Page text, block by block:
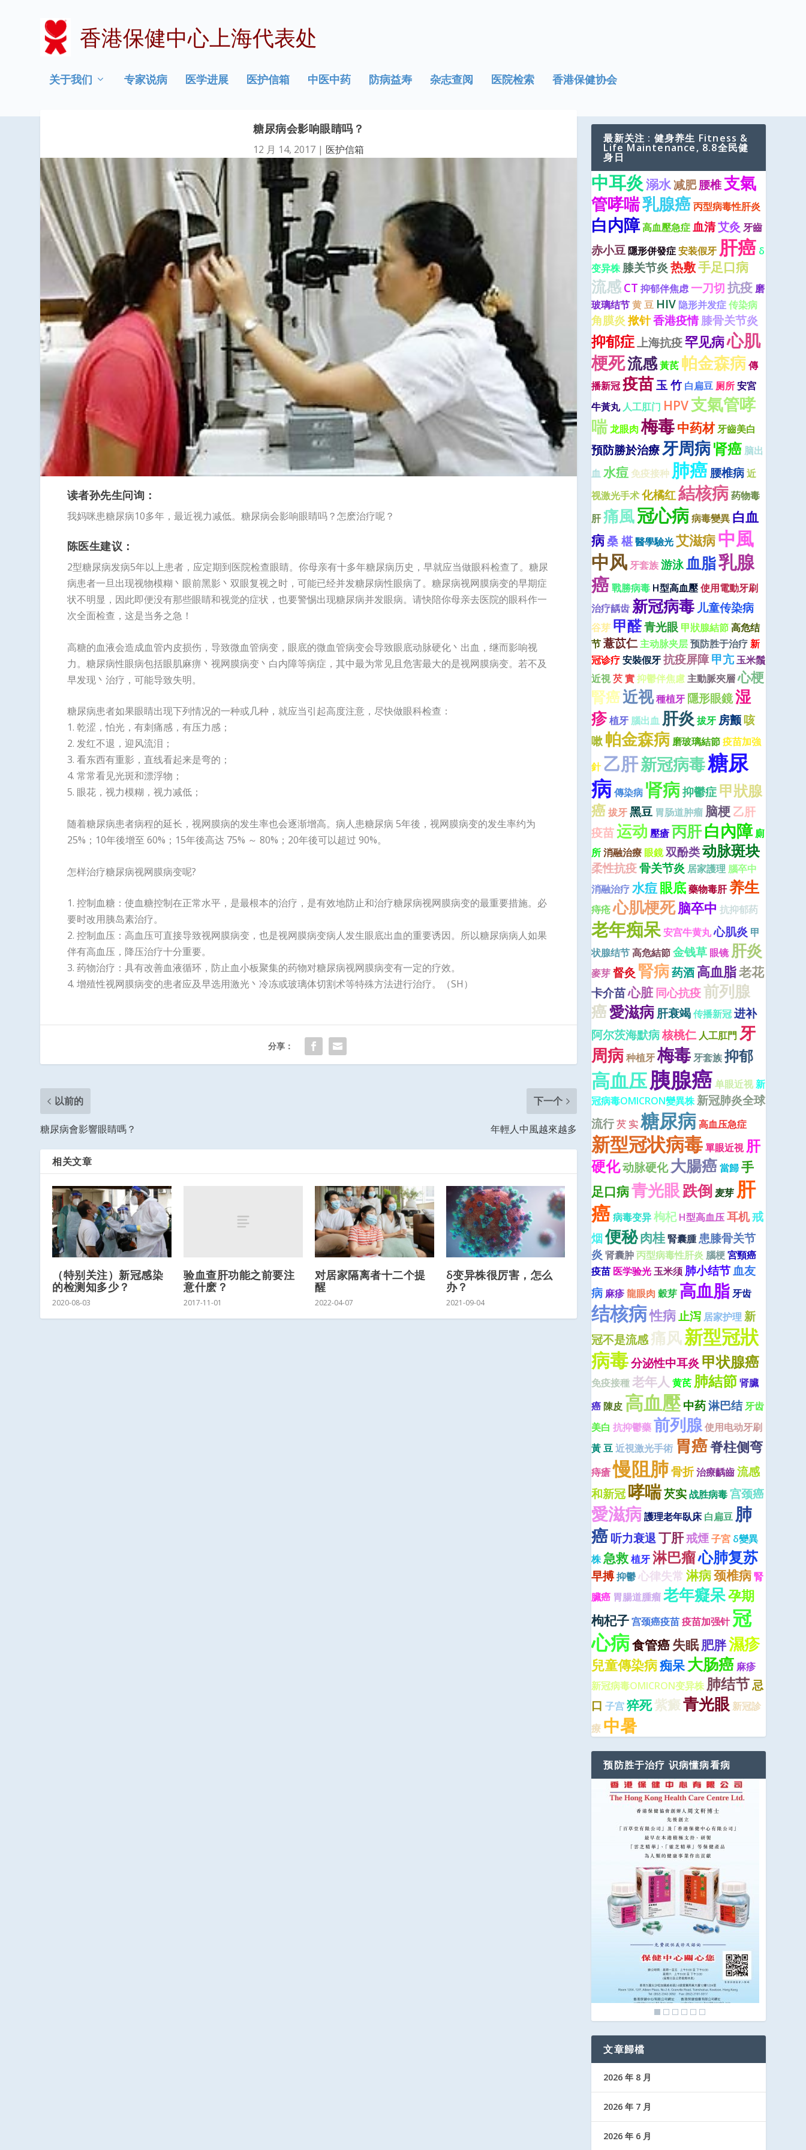
香港保健中心上海代表处
关于我们 专家说病 医学进展 医护信箱 中医中药 防病益寿 杂志查阅 医院检索 香港保健协会
糖尿病会影响眼睛吗？
12 月 14, 2017 | 医护信箱
读者孙先生问询：
我妈咪患糖尿病10多年，最近视力减低。糖尿病会影响眼睛吗？怎麽治疗呢？
陈医生建议：
2型糖尿病发病5年以上患者，应定期到医院检查眼睛。你母亲有十多年糖尿病历史，早就应当做眼科检查了。糖尿
病患者一旦出现视物模糊丶眼前黑影丶双眼复视之时，可能已经并发糖尿病性眼病了。糖尿病视网膜病变的早期症
状不明显，因此即便没有那些眼睛和视觉的症状，也要警惕出现糖尿病并发眼病。请快陪你母亲去医院的眼科作一
次全面检查，这是当务之急！
高糖的血液会造成血管内皮损伤，导致微血管病变，眼底的微血管病变会导致眼底动脉硬化丶出血，继而影响视
力。糖尿病性眼病包括眼肌麻痹丶视网膜病变丶白内障等病症，其中最为常见且危害最大的是视网膜病变。若不及
早发现丶治疗，可能导致失明。
糖尿病患者如果眼睛出现下列情况的一种或几种，就应当引起高度注意，尽快做眼科检查：
1. 乾涩，怕光，有刺痛感，有压力感；
2. 发红不退，迎风流泪；
3. 看东西有重影，直线看起来是弯的；
4. 常常看见光斑和漂浮物；
5. 眼花，视力模糊，视力减低；
随着糖尿病患者病程的延长，视网膜病的发生率也会逐渐增高。病人患糖尿病 5年後，视网膜病变的发生率约为
25%；10年後增至 60%；15年後高达 75% ～ 80%；20年後可以超过 90%。
怎样治疗糖尿病视网膜病变呢?
1. 控制血糖：使血糖控制在正常水平，是最根本的治疗，是有效地防止和治疗糖尿病视网膜病变的最重要措施。必
要时改用胰岛素治疗。
2. 控制血压：高血压可直接导致视网膜病变，也是视网膜病变病人发生眼底出血的重要诱因。所以糖尿病病人如果
伴有高血压，降压治疗十分重要。
3. 药物治疗：具有改善血液循环，防止血小板聚集的药物对糖尿病视网膜病变有一定的疗效。
4. 增殖性视网膜病变的患者应及早选用激光丶冷冻或玻璃体切割术等特殊方法进行治疗。（SH）
分享：
以前的
糖尿病會影響眼睛嗎？
下一个
年輕人中風越來越多
相关文章
（特别关注）新冠感染
的检测知多少？
2020-08-03
验血查肝功能之前要注
意什麽？
2017-11-01
对居家隔离者十二个提
醒
2022-04-07
δ变异株很厉害，怎么
办？
2021-09-04
最新关注 : 健身养生 Fitness &
Life Maintenance, 8.8全民健
身日
中耳炎溺水减肥腰椎支氣
管哮喘乳腺癌丙型病毒性肝炎
白内障高血壓急症血清艾灸 牙齒
赤小豆隱形併發症安装假牙 肝癌 δ
变异株 膝关节炎 热敷手足口病
流感CT 抑郁伴焦虑 一刀切 抗疫 磨
玻璃结节黄 豆 HIV 隐形并发症传染病
角膜炎 揿针香港疫情膝骨关节炎
抑郁症上海抗疫罕见病心肌
梗死流感黃芪 帕金森病傳
播新冠疫苗玉 竹 白扁豆 厕所安宮
牛黃丸 人工肛门 HPV支氣管哮
喘龙眼肉 梅毒中药材牙齒美白
預防勝於治療牙周病肾癌 脑出
血水痘 免疫接种 肺癌腰椎病近
视激光手术化橘红結核病药物毒
肝痛風冠心病病毒變異 白血
病桑 椹醫學驗光艾滋病中風
中风牙套族游泳 血脂乳腺
癌戰勝病毒 H型高血壓使用電動牙刷
治疗龋齿 新冠病毒 儿童传染病
谷芽 甲醛青光眼 甲狀腺結節高危结
节薏苡仁主动脉夹层预防胜于治疗新
冠诊疗安裝假牙抗疫屏障甲亢玉米鬚
近視芡 實抑鬱伴焦慮主動脈夾層心梗
腎癌近视種植牙 隱形眼鏡湿
疹植牙 腦出血 肝炎 拔牙 房颤咳
嗽帕金森病 磨玻璃結節疫苗加強
針 乙肝新冠病毒糖尿
病傳染病 肾病抑鬱症甲狀腺
癌拔牙黑豆 胃肠道肿瘤 脑梗乙肝
疫苗运动 壓瘡丙肝白內障 廁
所消融治療 眼鏡双酚类动脉斑块
柔性抗疫骨关节炎 居家護理 腦卒中
消融治疗水痘眼底藥物毒肝养生
痔疮心肌梗死脑卒中 抗抑郁药
老年痴呆安宫牛黄丸心肌炎 甲
状腺结节高危結節金钱草 眼镜 肝炎
麥芽督灸 腎病药酒高血脂老花
卡介苗心脏同心抗疫前列腺
癌愛滋病肝衰竭传播新冠进补
阿尔茨海默病核桃仁 人工肛門 牙
周病种植牙梅毒牙套族抑郁
高血压胰腺癌单眼近视新
冠病毒OMICRON變異株 新冠肺炎全球
流行芡 实糖尿病高血压急症
新型冠状病毒單眼近視 肝
硬化动脉硬化大腸癌當歸手
足口病青光眼跌倒麦芽 肝
癌病毒变异枸杞 H型高血压耳机戒
烟便秘肉桂腎囊腫患膝骨关节
炎 肾囊肿丙型病毒性肝炎 腦梗宮頸癌
疫苗 医学验光玉米须 肺小结节血友
病 麻疹龍眼肉 穀芽 高血脂牙齿
结核病性病止泻 居家护理 新
冠不是流感痛风新型冠狀
病毒分泌性中耳炎 甲状腺癌
免疫接種 老年人 黄芪 肺結節肾臟
癌陳皮 高血壓中药淋巴结牙齿
美白 抗抑鬱藥前列腺使用电动牙刷
黃 豆近視激光手術 胃癌脊柱侧弯
痔瘡慢阻肺骨折治療齲齒流感
和新冠哮喘芡实战胜病毒宫颈癌
愛滋病護理老年臥床 白扁豆 肺
癌听力衰退丁肝戒煙子宮 δ變異
株急救植牙淋巴瘤心肺复苏
早搏抑鬱心律失常 淋病颈椎病腎
臟癌 胃腸道腫瘤老年癡呆孕期
枸杞子宫颈癌疫苗疫苗加强针 冠
心病食管癌失眠 肥胖濕疹
兒童傳染病痴呆大肠癌 麻疹
新冠病毒OMICRON变异株 肺结节忌
口 子宫猝死紫癜青光眼 新冠診
療 中暑
预防胜于治疗 识病懂病看病
文章歸檔
2026 年 8 月
2026 年 7 月
2026 年 6 月